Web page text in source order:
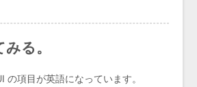
る。
の項目が英語になっています。